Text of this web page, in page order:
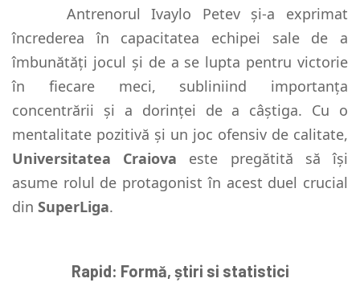
Antrenorul Ivaylo Petev și-a exprimat
încrederea în capacitatea echipei sale de a
îmbunătăți jocul și de a se lupta pentru victorie
în fiecare meci, subliniind importanța
concentrării și a dorinței de a câștiga. Cu o
mentalitate pozitivă și un joc ofensiv de calitate,
Universitatea Craiova este pregătită să își
asume rolul de protagonist în acest duel crucial
din SuperLiga.
Rapid: Formă, știri si statistici